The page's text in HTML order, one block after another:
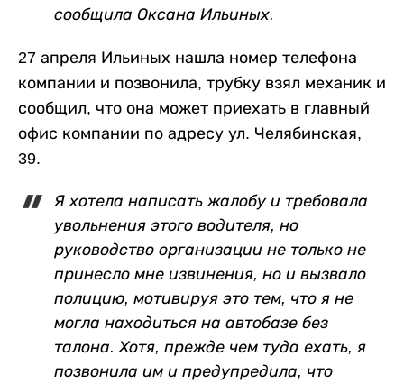
сообщила Оксана Ильиных.
27 апреля Ильиных нашла номер телефона
компании и позвонила, трубку взял механик и
сообщил, что она может приехать в главный
офис компании по адресу ул. Челябинская,
39.
Я хотела написать жалобу и требовала
увольнения этого водителя, но
руководство организации не только не
принесло мне извинения, но и вызвало
полицию, мотивируя это тем, что я не
могла находиться на автобазе без
талона. Хотя, прежде чем туда ехать, я
позвонила им и предупредила, что